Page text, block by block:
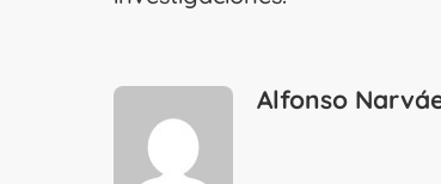
Alfonso